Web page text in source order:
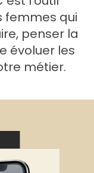
femmes qui
penser la
évoluer les
métier.